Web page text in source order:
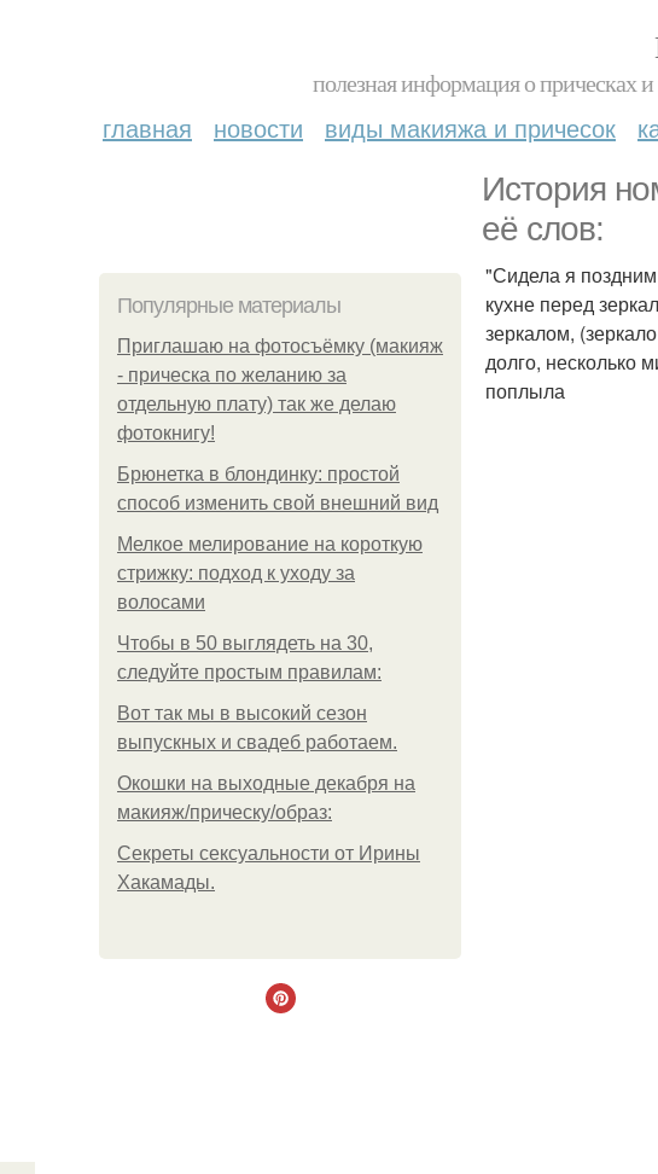
полезная информация о прическах
главная новости виды макияжа и причесок
История
её слов:
Популярные материалы
Приглашаю на фотосъёмку (макияж
- прическа по желанию за
отдельную плату) так же делаю
фотокнигу!
Брюнетка в блондинку: простой
способ изменить свой внешний вид
Мелкое мелирование на короткую
стрижку: подход к уходу за
волосами
Чтобы в 50 выглядеть на 30,
следуйте простым правилам:
Вот так мы в высокий сезон
выпускных и свадеб работаем.
Окошки на выходные декабря на
макияж/прическу/образ:
Секреты сексуальности от Ирины
Хакамады.
"Сидела я
кухне перед
зеркалом,
долго, несколько
поплыла